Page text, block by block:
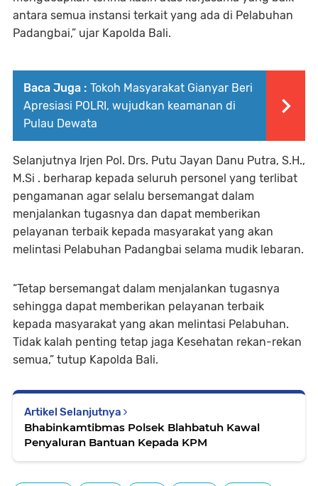
antara semua instansi terkait yang ada di Pelabuhan
Padangbai,” ujar Kapolda Bali.
Baca Juga : Tokoh Masyarakat Gianyar Beri
Apresiasi POLRI, wujudkan keamanan di
Pulau Dewata
Selanjutnya Irjen Pol. Drs. Putu Jayan Danu Putra, S.H.,
M.Si . berharap kepada seluruh personel yang terlibat
pengamanan agar selalu bersemangat dalam
menjalankan tugasnya dan dapat memberikan
pelayanan terbaik kepada masyarakat yang akan
melintasi Pelabuhan Padangbai selama mudik lebaran.
“Tetap bersemangat dalam menjalankan tugasnya
sehingga dapat memberikan pelayanan terbaik
kepada masyarakat yang akan melintasi Pelabuhan.
Tidak kalah penting tetap jaga Kesehatan rekan-rekan
semua,” tutup Kapolda Bali.
Artikel Selanjutnya
Bhabinkamtibmas Polsek Blahbatuh Kawal
Penyaluran Bantuan Kepada KPM